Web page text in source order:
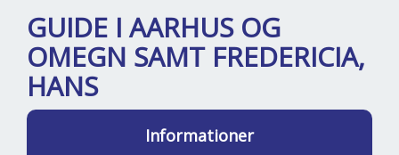
DEJLIGE DESTINATIONER
BOOKING
FOREDRAG
LOG IND
GUIDE I AARHUS OG
OMEGN SAMT FREDERICIA,
HANS
Informationer